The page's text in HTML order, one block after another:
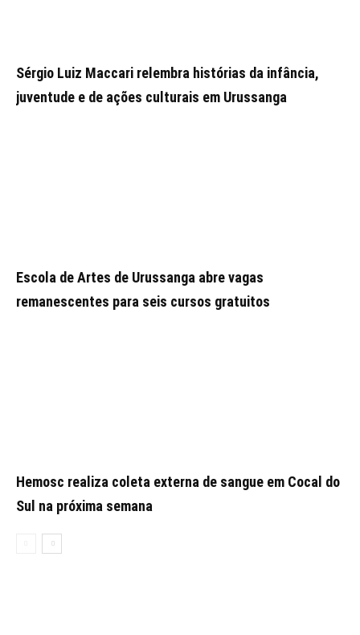
Sérgio Luiz Maccari relembra histórias da infância,
juventude e de ações culturais em Urussanga
Escola de Artes de Urussanga abre vagas
remanescentes para seis cursos gratuitos
Hemosc realiza coleta externa de sangue em Cocal do
Sul na próxima semana